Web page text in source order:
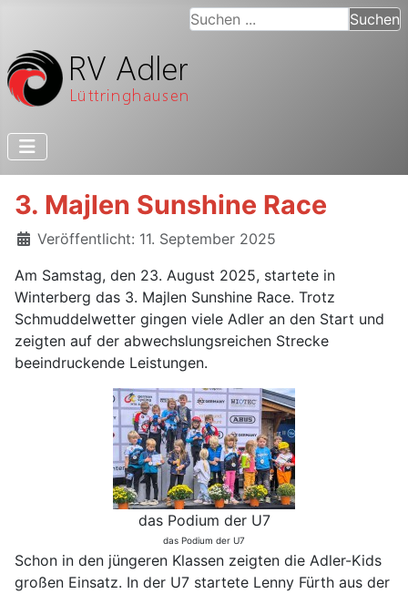
Suchen ... Suchen
3. Majlen Sunshine Race
Details
Veröffentlicht: 11. September 2025
Am Samstag, den 23. August 2025, startete in
Winterberg das 3. Majlen Sunshine Race. Trotz
Schmuddelwetter gingen viele Adler an den Start und
zeigten auf der abwechslungsreichen Strecke
beeindruckende Leistungen.
das Podium der U7
das Podium der U7
Schon in den jüngeren Klassen zeigten die Adler-Kids
großen Einsatz. In der U7 startete Lenny Fürth aus der